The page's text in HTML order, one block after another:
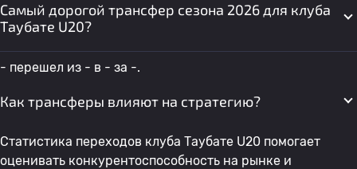
Самый дорогой трансфер сезона 2026 для клуба
Таубате U20?
- перешел из - в - за -.
Как трансферы влияют на стратегию?
Статистика переходов клуба Таубате U20 помогает
оценивать конкурентоспособность на рынке и